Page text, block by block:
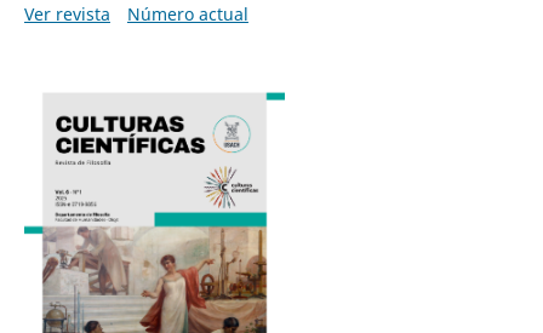
Ver revista
Número actual